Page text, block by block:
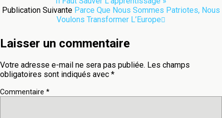
Publication Suivante Parce Que Nous Sommes Patriotes, Nous
Voulons Transformer L’Europe
Laisser un commentaire
Votre adresse e-mail ne sera pas publiée. Les champs
obligatoires sont indiqués avec *
Commentaire *